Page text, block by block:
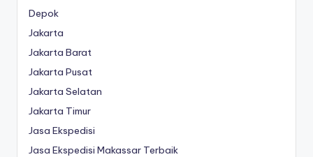
Depok
Jakarta
Jakarta Barat
Jakarta Pusat
Jakarta Selatan
Jakarta Timur
Jasa Ekspedisi
Jasa Ekspedisi Makassar Terbaik